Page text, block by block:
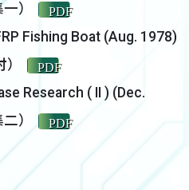
）
PDF
Fishing Boat (Aug. 1978)
）
PDF
Research ( II ) (Dec.
）
PDF